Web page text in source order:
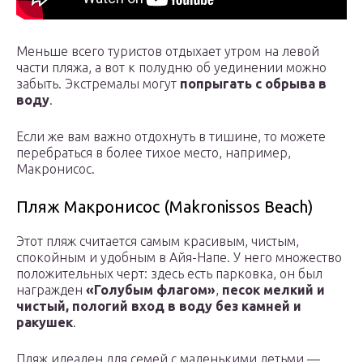
Меньше всего туристов отдыхает утром на левой
части пляжа, а вот к полудню об уединении можно
забыть. Экстремалы могут попрыгать с обрыва в
воду
Если же вам важно отдохнуть в тишине, то можете
перебраться в более тихое место, например,
Макронисос.
Пляж Макронисос (Makronissos Beach)
Этот пляж считается самым красивым, чистым,
спокойным и удобным в Айя-Напе. У него множество
положительных черт: здесь есть парковка, он был
награжден «Голубым флагом» песок мелкий и
чистый, пологий вход в воду без камней и
ракушек
Пляж идеален для семей с маленькими детьми —